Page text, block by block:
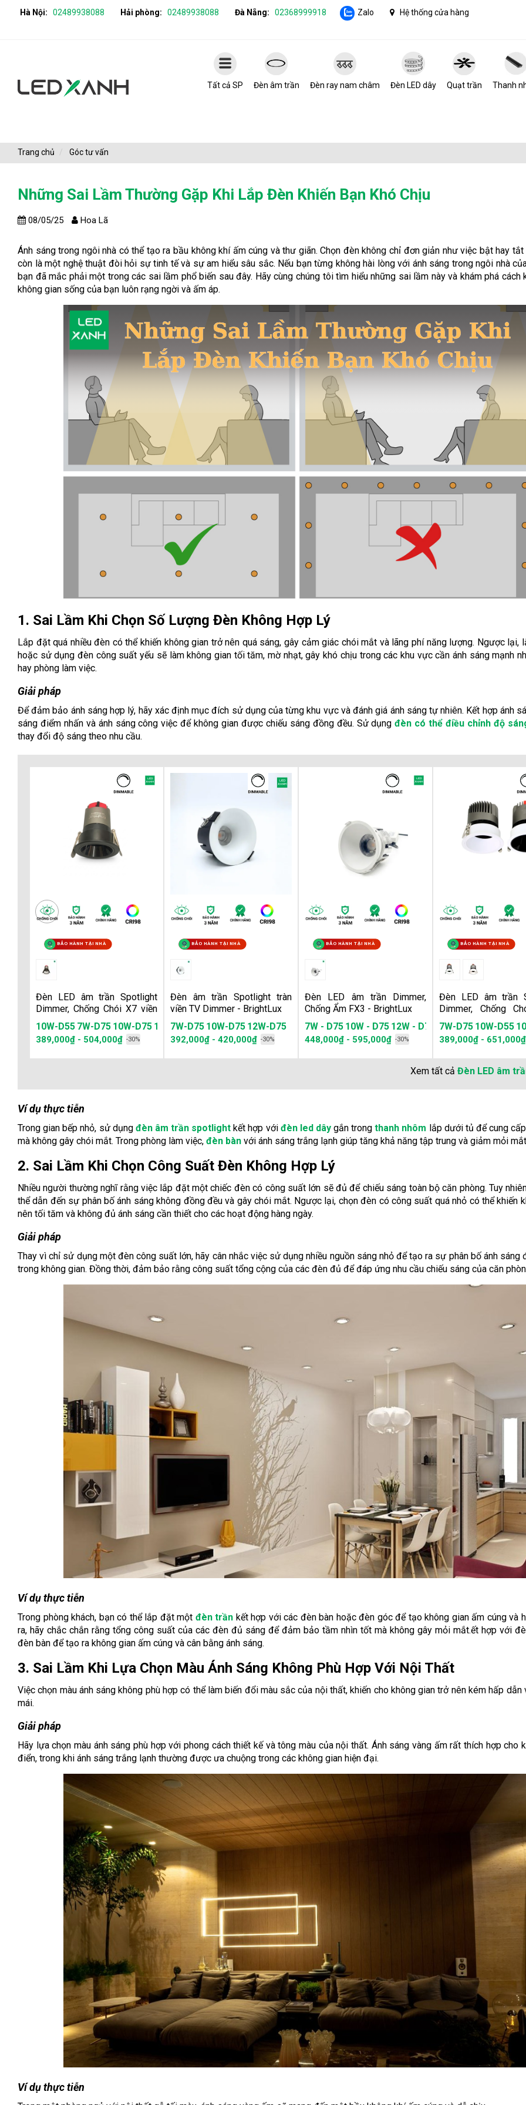
Hà Nội: 02489938088 Hải phòng: 02489938088 Đà Nẵng: 02368999918 Zalo Hệ thống cửa hàng
Tất cả SP Đèn âm trần Đèn ray nam châm Đèn LED dây Quạt trần Thanh
Trang chủ Góc tư vấn
Những Sai Lầm Thường Gặp Khi Lắp Đèn Khiến Bạn Khó Chịu
08/05/25 Hoa Lã
Ánh sáng trong ngôi nhà có thể tạo ra bầu không khí ấm cúng và thư giãn. Chọn đèn không chỉ đơn giản như việc bật hay
còn là một nghệ thuật đòi hỏi sự tinh tế và sự am hiểu sâu sắc. Nếu bạn từng không hài lòng với ánh sáng trong ngôi nhà
bạn đã mắc phải một trong các sai lầm phổ biến sau đây. Hãy cùng chúng tôi tìm hiểu những sai lầm này và khám phá cách
không gian sống của bạn luôn rạng ngời và ấm áp.
1. Sai Lầm Khi Chọn Số Lượng Đèn Không Hợp Lý
Lắp đặt quá nhiều đèn có thể khiến không gian trở nên quá sáng, gây cảm giác chói mắt và lãng phí năng lượng. Ngược lại,
hoặc sử dụng đèn công suất yếu sẽ làm không gian tối tăm, mờ nhạt, gây khó chịu trong các khu vực cần ánh sáng mạnh
hay phòng làm việc.
Giải pháp
Để đảm bảo ánh sáng hợp lý, hãy xác định mục đích sử dụng của từng khu vực và đánh giá ánh sáng tự nhiên. Kết hợp ánh
sáng điểm nhấn và ánh sáng công việc để không gian được chiếu sáng đồng đều. Sử dụngđèn có thể điều chỉnh độ
thay đổi độ sáng theo nhu cầu.
BẢO HÀNH TẠI NHÀ
Đèn LED âm trần Spotlight
Dimmer, Chống Chói X7 viền
đen - BrightLux
7W-D7510W-D75 12W-D75 15W-D75
389,000₫ - 504,000₫ -30%
BẢO HÀNH TẠI NHÀ
Đèn âm trần Spotlight tràn
viền TV Dimmer - BrightLux
7W-D75 10W-D75 12W-D75
392,000₫ - 420,000₫ -30%
BẢO HÀNH TẠI NHÀ
Đèn LED âm trần Dimmer,
Chống Ẩm FX3 - BrightLux
7W - D557W - D75 10W - D75 12W - D75 12W- D9515W - D95
448,000₫ - 595,000₫ -30%
BẢO HÀNH TẠI NHÀ
Đèn LED âm trần
Dimmer, Chống
BrightLux
7W-D557W-D75 10W-D55 10W-D75
389,000₫ - 651,000₫
7W*3-D80
Xem tất cả Đèn LED âm
Ví dụ thực tiễn
Trong gian bếp nhỏ, sử dụng đèn âm trần spotlight kết hợp với đèn led dâygắn trongthanh nhôm lắp dưới tủ để cung
mà không gây chói mắt. Trong phòng làm việc, đèn bàn với ánh sáng trắng lạnh giúp tăng khả năng tập trung và giảm mỏi
2. Sai Lầm Khi Chọn Công Suất Đèn Không Hợp Lý
Nhiều người thường nghĩ rằng việc lắp đặt một chiếc đèn có công suất lớn sẽ đủ để chiếu sáng toàn bộ căn phòng. Tuy
thể dẫn đến sự phân bố ánh sáng không đồng đều và gây chói mắt. Ngược lại, chọn đèn có công suất quá nhỏ có thể khiến
nên tối tăm và không đủ ánh sáng cần thiết cho các hoạt động hàng ngày.
Giải pháp
Thay vì chỉ sử dụng một đèn công suất lớn, hãy cân nhắc việc sử dụng nhiều nguồn sáng nhỏ để tạo ra sự phân bố ánh sáng
trong không gian. Đồng thời, đảm bảo rằng công suất tổng cộng của các đèn đủ để đáp ứng nhu cầu chiếu sáng của căn
Ví dụ thực tiễn
Trong phòng khách, bạn có thể lắp đặt một đèn trần kết hợp với các đèn bàn hoặc đèn góc để tạo không gian ấm cúng và
ra, hãy chắc chắn rằng tổng công suất của các đèn đủ sáng để đảm bảo tầm nhìn tốt mà không gây mỏi mắt.ết hợp với
đèn bàn để tạo ra không gian ấm cúng và cân bằng ánh sáng.
3. Sai Lầm Khi Lựa Chọn Màu Ánh Sáng Không Phù Hợp Với Nội Thất
Việc chọn màu ánh sáng không phù hợp có thể làm biến đổi màu sắc của nội thất, khiến cho không gian trở nên kém hấp dẫn
mái.
Giải pháp
Hãy lựa chọn màu ánh sáng phù hợp với phong cách thiết kế và tông màu của nội thất. Ánh sáng vàng ấm rất thích hợp cho
điển, trong khi ánh sáng trắng lạnh thường được ưa chuộng trong các không gian hiện đại.
Ví dụ thực tiễn